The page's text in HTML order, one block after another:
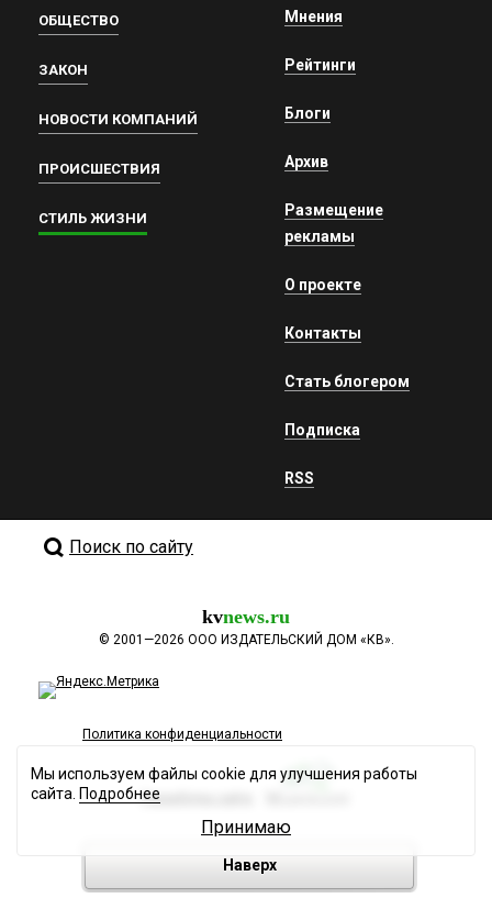
ОБЩЕСТВО
ЗАКОН
НОВОСТИ КОМПАНИЙ
ПРОИСШЕСТВИЯ
СТИЛЬ ЖИЗНИ
Мнения
Рейтинги
Блоги
Архив
Размещение
рекламы
О проекте
Контакты
Стать блогером
Подписка
RSS
Поиск по сайту
kvnews.ru
© 2001—2026 ООО ИЗДАТЕЛЬСКИЙ ДОМ «КВ».
Политика конфиденциальности
Разработка сайта
Наверх
Мы используем файлы cookie для улучшения работы
сайта. Подробнее
Принимаю